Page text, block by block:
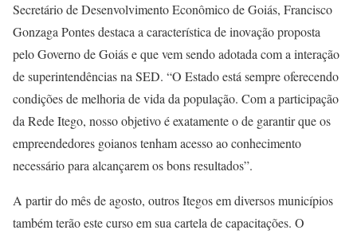
Secretário de Desenvolvimento Econômico de Goiás, Francisco
Gonzaga Pontes destaca a característica de inovação proposta
pelo Governo de Goiás e que vem sendo adotada com a interação
de superintendências na SED. “O Estado está sempre oferecendo
condições de melhoria de vida da população. Com a participação
da Rede Itego, nosso objetivo é exatamente o de garantir que os
empreendedores goianos tenham acesso ao conhecimento
necessário para alcançarem os bons resultados”.
A partir do mês de agosto, outros Itegos em diversos municípios
também terão este curso em sua cartela de capacitações. O